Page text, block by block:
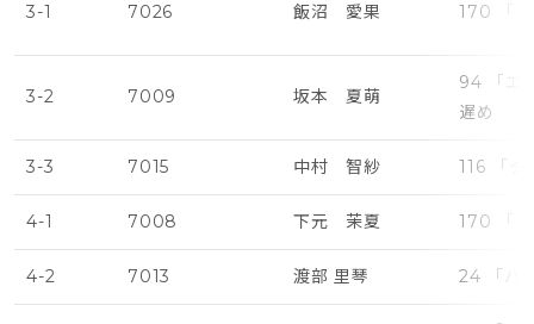
3-1 7026 飯沼 愛果 170 「
3-2 7009 坂本 夏萌
94 「エ
遅め
3-3 7015 中村 智紗 116 「タ
4-1 7008 下元 茉夏 170 「
4-2 7013 渡部 里琴 24 「パ